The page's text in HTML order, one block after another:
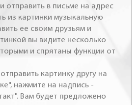
отправить в письме на адрес
из картинки музыкальную
ее своим друзьям и
вы видите несколько
и спрятаны функции от
картинку другу на
нажмите на надпись -
Вам будет предложено